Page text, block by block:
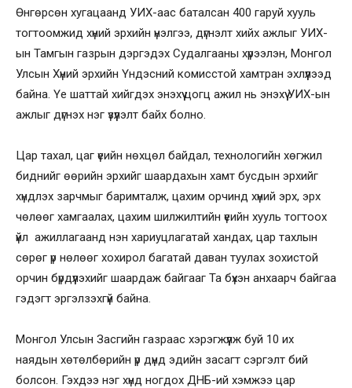
Өнгөрсөн хугацаанд УИХ-аас баталсан 400 гаруй хууль
тогтоомжид хүний эрхийн үнэлгээ, дүгнэлт хийх ажлыг УИХ-
ын Тамгын газрын дэргэдэх Судалгааны хүрээлэн, Монгол
Улсын Хүний эрхийн Үндэсний комисстой хамтран эхлүүлээд
байна. Үе шаттай хийгдэх энэхүү цогц ажил нь энэхүү УИХ-ын
ажлыг дүгнэх нэг үзүүлэлт байх болно.
Цар тахал, цаг үеийн нөхцөл байдал, технологийн хөгжил
биднийг өөрийн эрхийг шаардахын хамт бусдын эрхийг
хүндлэх зарчмыг баримталж, цахим орчинд хүний эрх, эрх
чөлөөг хамгаалах, цахим шилжилтийн үеийн хууль тогтоох
үйл ажиллагаанд нэн хариуцлагатай хандах, цар тахлын
сөрөг үр нөлөөг хохирол багатай даван туулах зохистой
орчин бүрдүүлэхийг шаардаж байгааг Та бүхэн анхаарч байгаа
гэдэгт эргэлзэхгүй байна.
Монгол Улсын Засгийн газраас хэрэгжүүлж буй 10 их
наядын хөтөлбөрийн үр дүнд эдийн засагт сэргэлт бий
болсон. Гэхдээ нэг хүнд ногдох ДНБ-ий хэмжээ цар